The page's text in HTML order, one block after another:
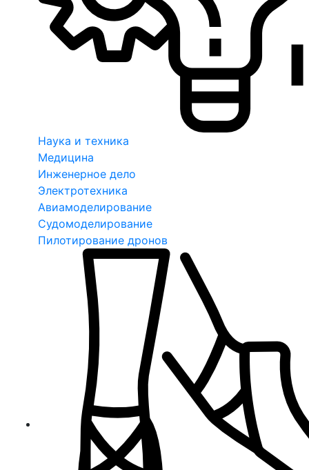
Наука и техника
Медицина
Инженерное дело
Электротехника
Авиамоделирование
Судомоделирование
Пилотирование дронов